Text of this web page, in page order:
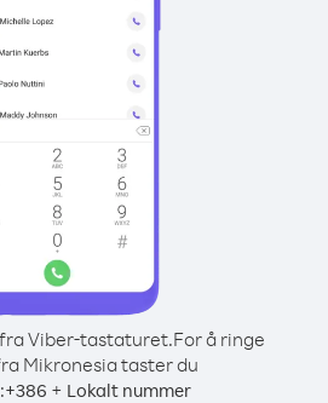
Viber-tastaturet.For å ringe
Mikronesia taster du
+386 + Lokalt nummer